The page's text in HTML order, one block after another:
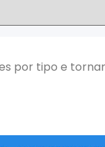
por tipo e